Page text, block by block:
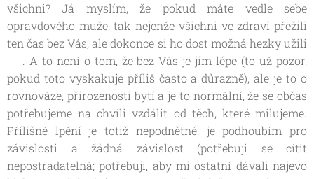
všichni? Já myslím, že pokud máte vedle sebe
opravdového muže, tak nejenže všichni ve zdraví přežili
ten čas bez Vás, ale dokonce si ho dost možná hezky užili
😊. A to není o tom, že bez Vás je jim lépe (to už pozor,
pokud toto vyskakuje příliš často a důrazně), ale je to o
rovnováze, přirozenosti bytí a je to normální, že se občas
potřebujeme na chvíli vzdálit od těch, které milujeme.
Přílišné lpění je totiž nepodnětné, je podhoubím pro
závislosti a žádná závislost (potřebuji se cítit
nepostradatelná; potřebuji, aby mi ostatní dávali najevo